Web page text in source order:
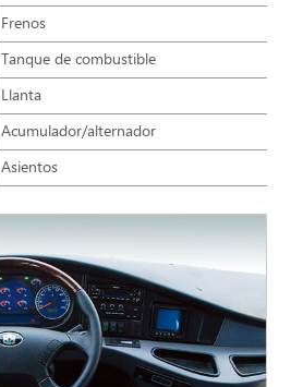
Frenos
Tanque de combustible
Llanta
Acumulador/alternador
Asientos